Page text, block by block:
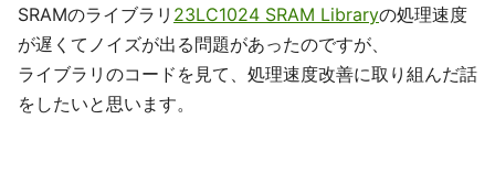
SRAMのライブラリ 23LC1024 SRAM Libraryの処理速度
が遅くてノイズが出る問題があったのですが、
ライブラリのコードを見て、処理速度改善に取り組んだ話
をしたいと思います。